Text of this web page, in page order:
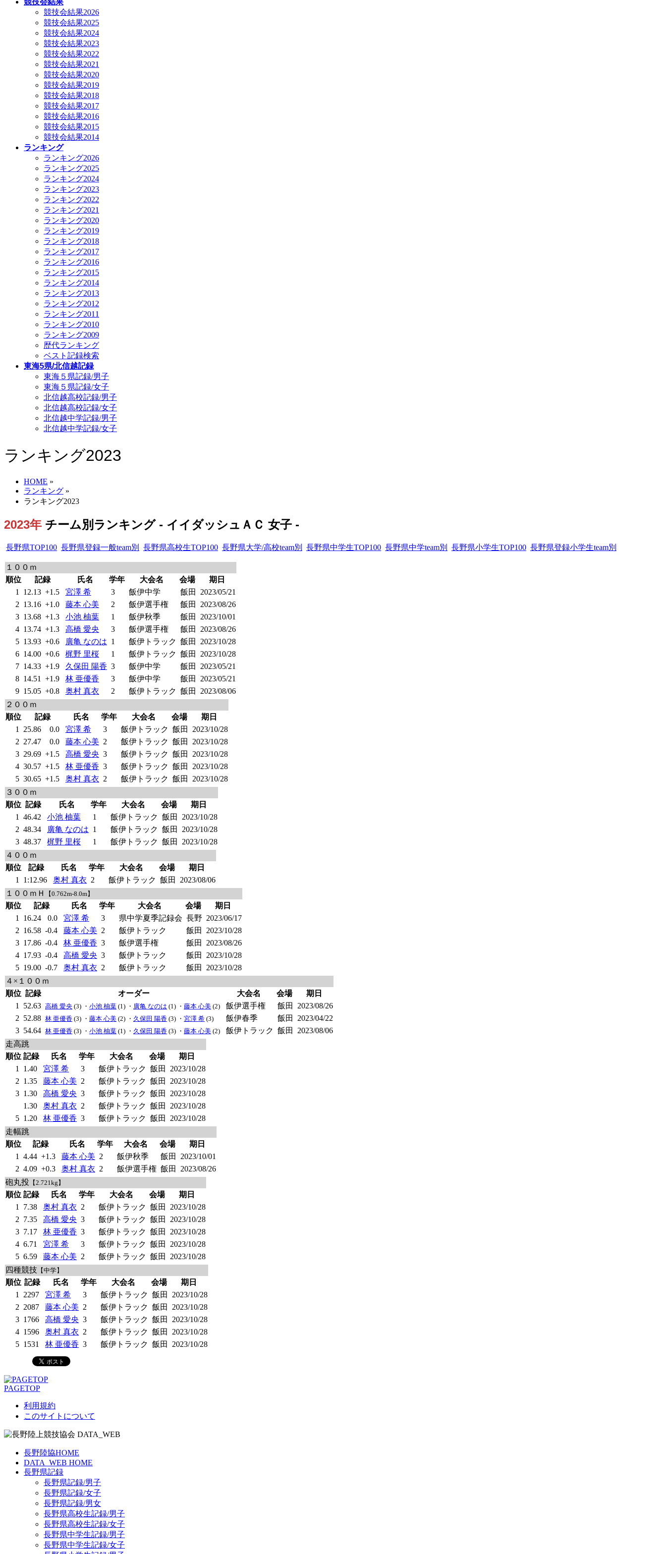
競技会結果
競技会結果2026
競技会結果2025
競技会結果2024
競技会結果2023
競技会結果2022
競技会結果2021
競技会結果2020
競技会結果2019
競技会結果2018
競技会結果2017
競技会結果2016
競技会結果2015
競技会結果2014
ランキング
ランキング2026
ランキング2025
ランキング2024
ランキング2023
ランキング2022
ランキング2021
ランキング2020
ランキング2019
ランキング2018
ランキング2017
ランキング2016
ランキング2015
ランキング2014
ランキング2013
ランキング2012
ランキング2011
ランキング2010
ランキング2009
歴代ランキング
ベスト記録検索
東海5県/北信越記録
東海５県記録/男子
東海５県記録/女子
北信越高校記録/男子
北信越高校記録/女子
北信越中学記録/男子
北信越中学記録/女子
ランキング2023
HOME »
ランキング »
ランキング2023
2023年 チーム別ランキング - イイダッシュＡＣ 女子 -
長野県TOP100 長野県登録一般team別 長野県高校生TOP100 長野県大学/高校team別 長野県中学生TOP100 長野県中学team別 長野県小学生TOP100 長野県登録小学生team別
１００ｍ
順位
記録 氏名 学年 大会名 会場
期日
1
12.13 +1.5 宮澤 希 3 飯伊中学 飯田
2023/05/21
2 13.16 +1.0 藤本 心美 2 飯伊選手権 飯田
2023/08/26
3 13.68 +1.3 小池 柚葉 1 飯伊秋季 飯田
2023/10/01
4 13.74 +1.3 高橋 愛央 3 飯伊選手権 飯田
2023/08/26
5 13.93 +0.6 廣亀 なのは 1 飯伊トラック 飯田
2023/10/28
6 14.00 +0.6 梶野 里桜 1 飯伊トラック 飯田
2023/10/28
7 14.33 +1.9 久保田 陽香 3 飯伊中学 飯田
2023/05/21
8 14.51 +1.9 林 亜優香 3 飯伊中学 飯田
2023/05/21
9 15.05 +0.8 奥村 真衣 2 飯伊トラック 飯田
2023/08/06
２００ｍ
順位
記録 氏名 学年 大会名 会場
期日
1
25.86 0.0 宮澤 希 3 飯伊トラック 飯田
2023/10/28
2 27.47 0.0 藤本 心美 2 飯伊トラック 飯田
2023/10/28
3 29.69 +1.5 高橋 愛央 3 飯伊トラック 飯田
2023/10/28
4 30.57 +1.5 林 亜優香 3 飯伊トラック 飯田
2023/10/28
5 30.65 +1.5 奥村 真衣 2 飯伊トラック 飯田
2023/10/28
３００ｍ
順位 記録 氏名 学年 大会名 会場
期日
1
46.42 小池 柚葉 1 飯伊トラック 飯田
2023/10/28
2 48.34 廣亀 なのは 1 飯伊トラック 飯田
2023/10/28
3 48.37 梶野 里桜 1 飯伊トラック 飯田
2023/10/28
４００ｍ
順位
記録 氏名 学年 大会名 会場
期日
1
1:12.96 奥村 真衣 2 飯伊トラック 飯田
2023/08/06
１００ｍＨ
【0.762m-8.0m】
順位 記録 氏名 学年 大会名 会場
期日
1
16.24 0.0 宮澤 希 3 県中学夏季記録会 長野 2023/06/17
2 16.58 -0.4 藤本 心美 2 飯伊トラック 飯田
2023/10/28
3 17.86 -0.4 林 亜優香 3 飯伊選手権 飯田
2023/08/26
4 17.93 -0.4 高橋 愛央 3 飯伊トラック 飯田
2023/10/28
5 19.00 -0.7 奥村 真衣 2 飯伊トラック 飯田
2023/10/28
４×１００ｍ
順位 記録 オーダー 大会名 会場
期日
1
52.63 高橋 愛央 (3) ・ 小池 柚葉 (1) ・ 廣亀 なのは (1) ・ 藤本 心美 (2) 飯伊選手権 飯田
2023/08/26
2 52.88 林 亜優香 (3) ・ 藤本 心美 (2) ・ 久保田 陽香 (3) ・ 宮澤 希 (3) 飯伊春季 飯田
2023/04/22
3 54.64 林 亜優香 (3) ・ 小池 柚葉 (1) ・ 久保田 陽香 (3) ・ 藤本 心美 (2) 飯伊トラック 飯田
2023/08/06
走高跳
順位 記録 氏名 学年 大会名 会場
期日
1
1.40 宮澤 希 3 飯伊トラック 飯田
2023/10/28
2 1.35 藤本 心美 2 飯伊トラック 飯田
2023/10/28
3 1.30 高橋 愛央 3 飯伊トラック 飯田
2023/10/28
1.30
奥村 真衣 2 飯伊トラック 飯田
2023/10/28
5 1.20 林 亜優香 3 飯伊トラック 飯田
2023/10/28
走幅跳
順位
記録 氏名 学年 大会名 会場
期日
1
4.44 +1.3 藤本 心美 2 飯伊秋季 飯田
2023/10/01
2 4.09 +0.3 奥村 真衣 2 飯伊選手権 飯田
2023/08/26
砲丸投 【2.721kg】
順位 記録 氏名 学年 大会名 会場
期日
1
7.38 奥村 真衣 2 飯伊トラック 飯田
2023/10/28
2 7.35 高橋 愛央 3 飯伊トラック 飯田
2023/10/28
3 7.17 林 亜優香 3 飯伊トラック 飯田
2023/10/28
4 6.71 宮澤 希 3 飯伊トラック 飯田
2023/10/28
5 6.59 藤本 心美 2 飯伊トラック 飯田
2023/10/28
四種競技 【中学】
順位 記録 氏名 学年 大会名 会場
期日
1
2297 宮澤 希 3 飯伊トラック 飯田
2023/10/28
2 2087 藤本 心美 2 飯伊トラック 飯田
2023/10/28
3 1766 高橋 愛央 3 飯伊トラック 飯田
2023/10/28
4 1596 奥村 真衣 2 飯伊トラック 飯田
2023/10/28
5 1531 林 亜優香 3 飯伊トラック 飯田 2023/10/28
PAGETOP
利用規約
このサイトについて
長野陸協HOME
DATA_WEB HOME
長野県記録
長野県記録/男子
長野県記録/女子
長野県記録/男女
長野県高校生記録/男子
長野県高校生記録/女子
長野県中学生記録/男子
長野県中学生記録/女子